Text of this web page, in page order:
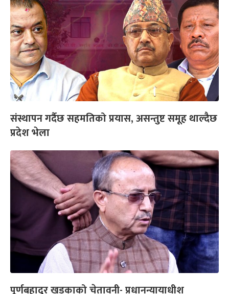
संस्थापन गर्दैछ सहमतिको प्रयास, असन्तुष्ट समूह थाल्दैछ
प्रदेश भेला